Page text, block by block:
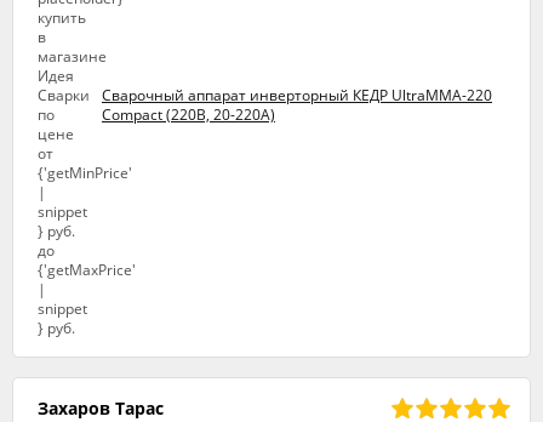
Сварочный аппарат инверторный КЕДР UltraMMA-220
Compact (220В, 20-220А)
Захаров Тарас